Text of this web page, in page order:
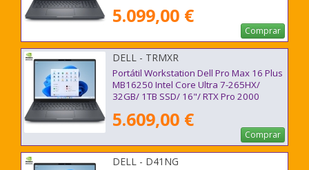
5.099,00 €
Comprar
DELL - TRMXR
Portátil Workstation Dell Pro Max 16 Plus
MB16250 Intel Core Ultra 7-265HX/
32GB/ 1TB SSD/ 16"/ RTX Pro 2000
5.609,00 €
Comprar
DELL - D41NG